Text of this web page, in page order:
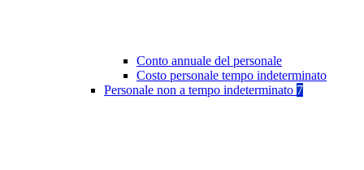
Conto annuale del personale
Costo personale tempo indeterminato
Personale non a tempo indeterminato 7